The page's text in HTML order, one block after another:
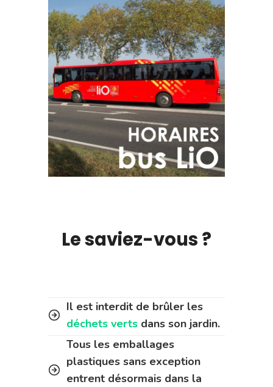
Le saviez-vous ?
Il est interdit de brûler les
déchets verts dans son jardin.
Tous les emballages
plastiques sans exception
entrent désormais dans la